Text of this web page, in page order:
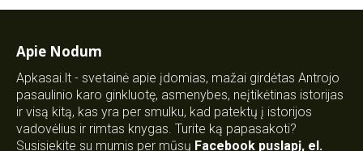
Apie Nodum
Apkasai.lt - svetainė apie įdomias, mažai girdėtas Antrojo
pasaulinio karo ginkluotę, asmenybes, neįtikėtinas istorijas
ir visą kitą, kas yra per smulku, kad patektų į istorijos
vadovėlius ir rimtas knygas. Turite ką papasakoti?
Susisiekite su mumis per mūsų Facebook puslapį, el.